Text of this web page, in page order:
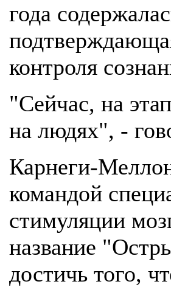
года
контроля
"Сейчас, на
на людях", -
Карнеги-
командой
стимуляции
название
достичь того,